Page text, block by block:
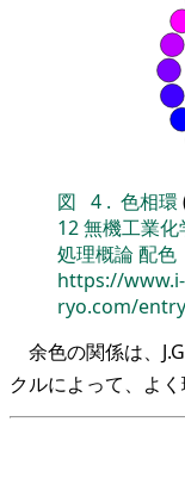
図 4 . 色相環
12無機工業化
処理概論配色
https://www.i-
ryo.com/
余色の関係は、
クルによって、よく